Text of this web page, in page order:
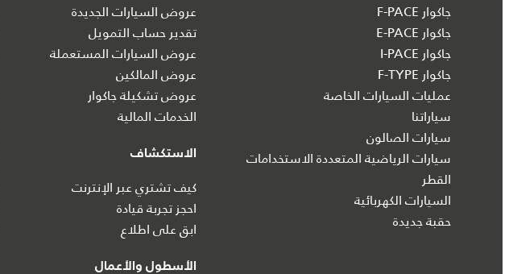
جاكوار F-PACE
جاكوار E-PACE
جاكوار I‑PACE
جاكوار F-TYPE
عمليات السيارات الخاصة
سياراتنا
سيارات الصالون
سيارات الرياضية المتعددة الاستخدامات
القطر
السيارات الكهربائية
حقبة جديدة
عروض السيارات الجديدة
تقدير حساب التمويل
عروض السيارات المستعملة
عروض المالكين
عروض تشكيلة جاكوار
الخدمات المالية
الاستكشاف
كيف تشتري عبر الإنترنت
احجز تجربة قيادة
ابق على اطلاع
الأسطول والأعمال